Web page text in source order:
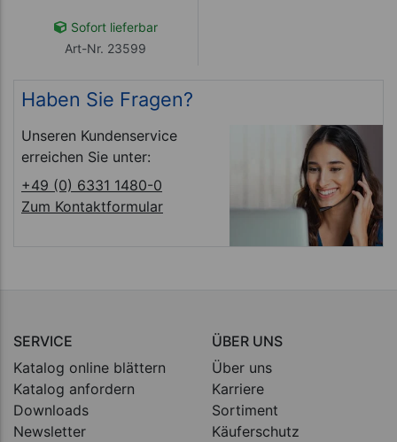
Sofort lieferbar
Art-Nr. 23599
Haben Sie Fragen?
Unseren Kundenservice
erreichen Sie unter:
+49 (0) 6331 1480-0
Zum Kontaktformular
SERVICE
Katalog online blättern
Katalog anfordern
Downloads
Newsletter
ÜBER UNS
Über uns
Karriere
Sortiment
Käuferschutz